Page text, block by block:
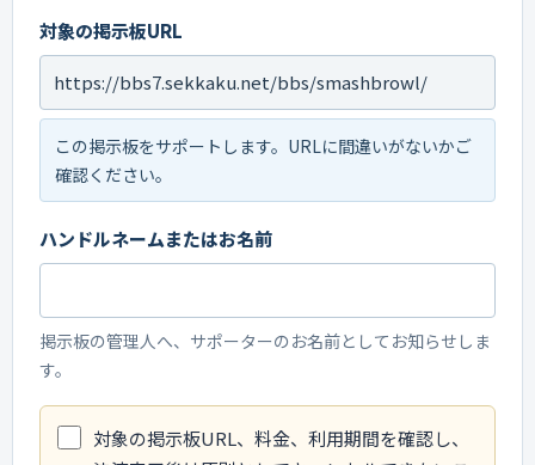
対象の掲示板URL
この掲示板をサポートします。URLに間違いがないかご
確認ください。
ハンドルネームまたはお名前
掲示板の管理人へ、サポーターのお名前としてお知らせしま
す。
対象の掲示板URL、料金、利用期間を確認し、